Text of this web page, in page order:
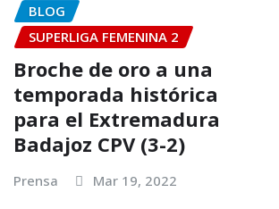
BLOG
SUPERLIGA FEMENINA 2
Broche de oro a una
temporada histórica
para el Extremadura
Badajoz CPV (3-2)
Prensa Mar 19, 2022